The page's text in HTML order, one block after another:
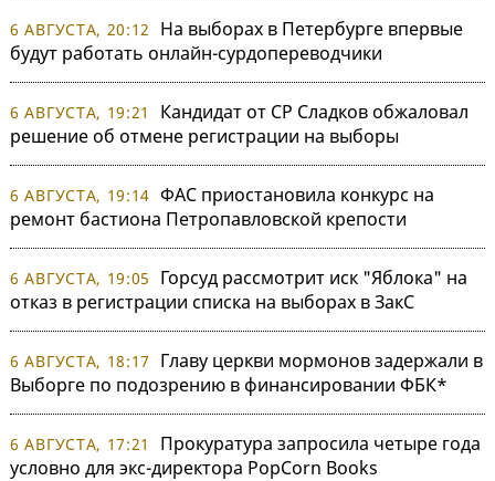
6 АВГУСТА, 20:12
На выборах в Петербурге впервые
будут работать онлайн-сурдопереводчики
6 АВГУСТА, 19:21
Кандидат от СР Сладков обжаловал
решение об отмене регистрации на выборы
6 АВГУСТА, 19:14 ФАС приостановила конкурс на
ремонт бастиона Петропавловской крепости
6 АВГУСТА, 19:05
Горсуд рассмотрит иск "Яблока" на
отказ в регистрации списка на выборах в ЗакС
6 АВГУСТА, 18:17
Главу церкви мормонов задержали в
Выборге по подозрению в финансировании ФБК*
6 АВГУСТА, 17:21
Прокуратура запросила четыре года
условно для экс-директора PopCorn Books